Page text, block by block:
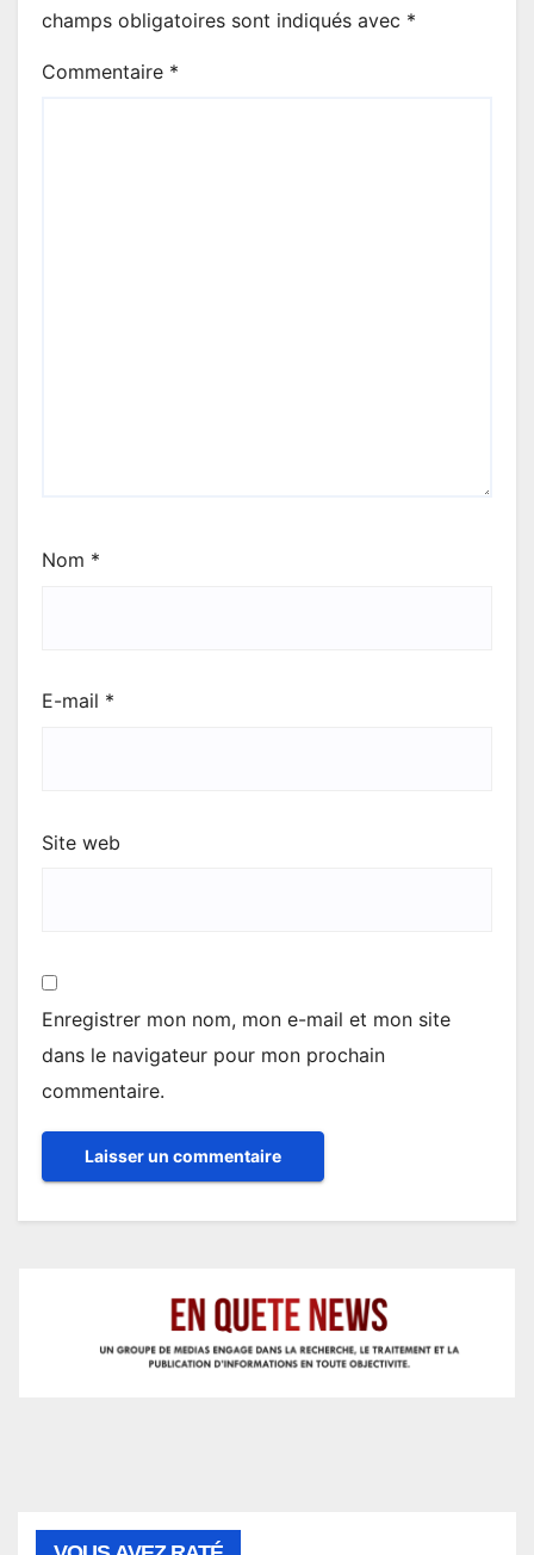
champs obligatoires sont indiqués avec *
Commentaire *
Nom *
E-mail *
Site web
Enregistrer mon nom, mon e-mail et mon site
dans le navigateur pour mon prochain
commentaire.